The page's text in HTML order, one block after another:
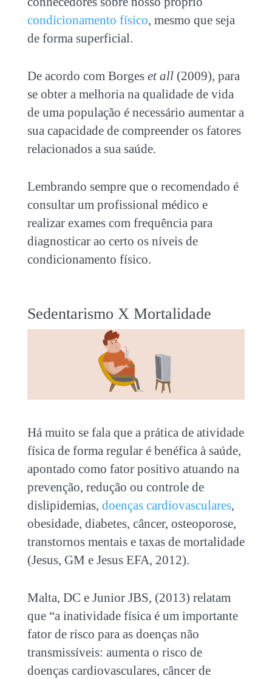
condicionamento físico, mesmo que seja
de forma superficial.
De acordo com Borges et all (2009), para
se obter a melhoria na qualidade de vida
de uma população é necessário aumentar a
sua capacidade de compreender os fatores
relacionados a sua saúde.
Lembrando sempre que o recomendado é
consultar um profissional médico e
realizar exames com frequência para
diagnosticar ao certo os níveis de
condicionamento físico.
Sedentarismo X Mortalidade
Há muito se fala que a prática de atividade
física de forma regular é benéfica à saúde,
apontado como fator positivo atuando na
prevenção, redução ou controle de
dislipidemias, doenças cardiovasculares,
obesidade, diabetes, câncer, osteoporose,
transtornos mentais e taxas de mortalidade
(Jesus, GM e Jesus EFA, 2012).
Malta, DC e Junior JBS, (2013) relatam
que “a inatividade física é um importante
fator de risco para as doenças não
transmissíveis: aumenta o risco de
doenças cardiovasculares, câncer de